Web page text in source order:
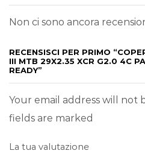
Non ci sono ancora
RECENSISCI PER PRIMO
III MTB 29X2.35 XCR G2.0 4C
READY”
Your email address will not
fields are marked
La tua valutazione